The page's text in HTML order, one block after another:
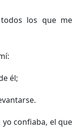
los que me
él;
confiaba, el que